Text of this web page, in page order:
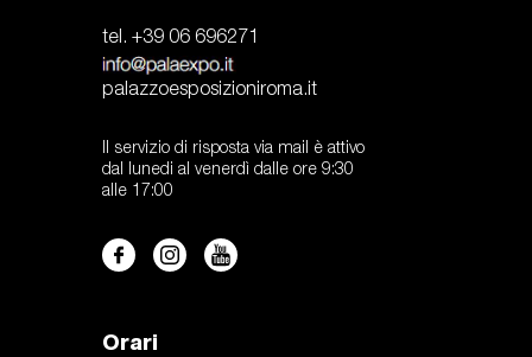
tel. +39 06 696271
palazzoesposizioniroma.it
Il servizio di risposta via mail è attivo
dal lunedi al venerdì dalle ore 9:30
alle 17:00
Orari